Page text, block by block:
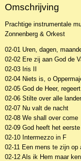
Productcode
19893
EAN code
8716758001481
Omschrijving
Prachtige instrumentale
Zonnenberg & Orkest
02-01 Uren, dagen,
02-02 Ere zij aan God de
02-03 Iris II
02-04 Niets is, o
02-05 God de Heer, regeert
02-06 Stilte over alle
02-07 Nu valt de nacht
02-08 We shall over come
02-09 God heeft het eerste
02-10 Intermezzo in F
02-11 Een mens te zijn op
02-12 Als ik Hem maar